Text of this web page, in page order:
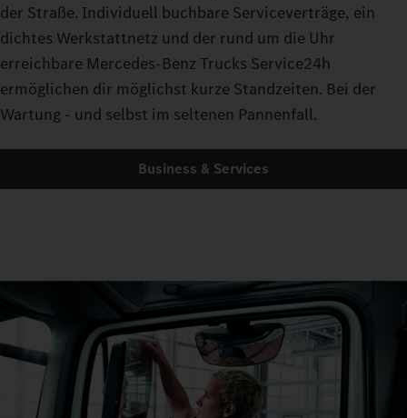
der Straße. Individuell buchbare Serviceverträge, ein
dichtes Werkstattnetz und der rund um die Uhr
erreichbare Mercedes-Benz Trucks Service24h
ermöglichen dir möglichst kurze Standzeiten. Bei der
Wartung - und selbst im seltenen Pannenfall.
Business & Services